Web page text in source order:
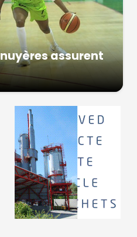
assurent